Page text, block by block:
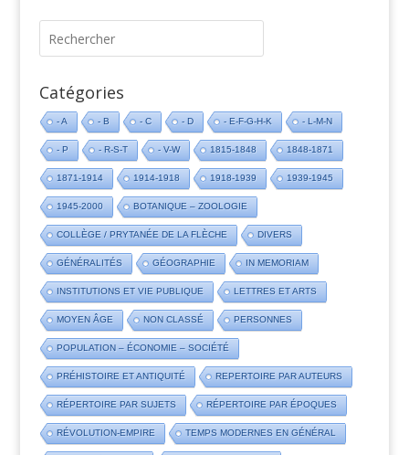
Catégories
- A - B - C - D - E-F-G-H-K - L-M-N
- P - R-S-T - V-W 1815-1848 1848-1871
1871-1914 1914-1918 1918-1939 1939-1945
1945-2000 BOTANIQUE – ZOOLOGIE
COLLÈGE / PRYTANÉE DE LA FLÈCHE DIVERS
GÉNÉRALITÉS GÉOGRAPHIE IN MEMORIAM
INSTITUTIONS ET VIE PUBLIQUE LETTRES ET ARTS
MOYEN ÂGE NON CLASSÉ PERSONNES
POPULATION – ÉCONOMIE – SOCIÉTÉ
PRÉHISTOIRE ET ANTIQUITÉ REPERTOIRE PAR AUTEURS
RÉPERTOIRE PAR SUJETS RÉPERTOIRE PAR ÉPOQUES
RÉVOLUTION-EMPIRE TEMPS MODERNES EN GÉNÉRAL